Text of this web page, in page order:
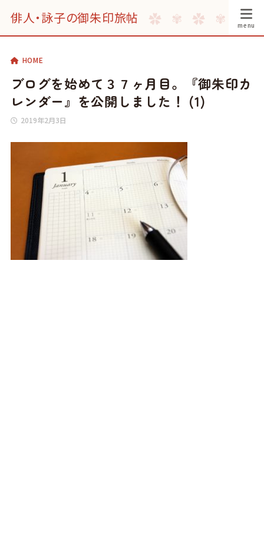
俳人・詠子の御朱印旅帖
HOME
ブログを始めて３７ヶ月目。『御朱印カ
レンダー』を公開しました！ (1)
2019年2月3日